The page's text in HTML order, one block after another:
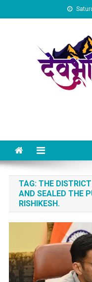
to
TAG: THE
AND SEALED THE
RISHIKESH.